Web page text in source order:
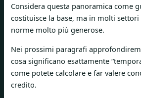
Considera questa panoramica come
costituisce la base, ma in molti settori
norme molto più generose.
Nei prossimi paragrafi
cosa significano esattamente
come potete calcolare e far valere
credito.